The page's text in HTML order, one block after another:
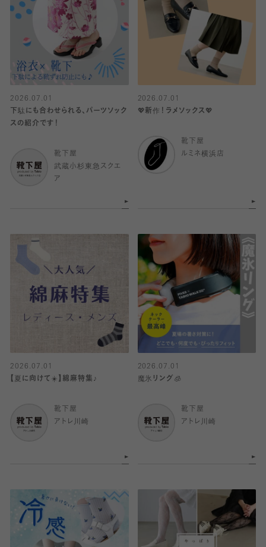
2026.07.01
下駄にも合わせられる、パーツソック
スの紹介です！
靴下屋
武蔵小杉東急スクエ
ア
2026.07.01
💖新作！ラメソックス💖
靴下屋
ルミネ横浜店
2026.07.01
【夏に向けて☀️】綿麻特集♪
靴下屋
アトレ川崎
2026.07.01
魔氷リング🧊
靴下屋
アトレ川崎